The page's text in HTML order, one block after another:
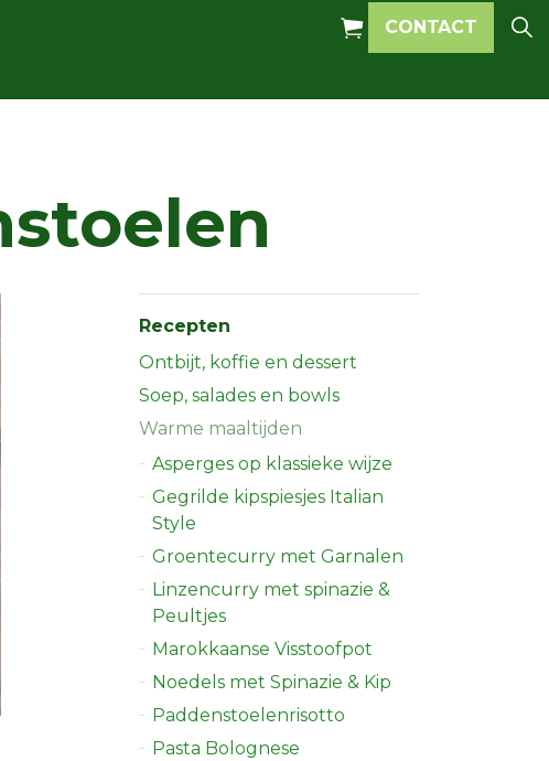
CONTACT
Recepten
Ontbijt, koffie en dessert
Soep, salades en bowls
Warme maaltijden
Asperges op klassieke wijze
Gegrilde kipspiesjes Italian
Style
Groentecurry met Garnalen
Linzencurry met spinazie &
Peultjes
Marokkaanse Visstoofpot
Noedels met Spinazie & Kip
Paddenstoelenrisotto
Pasta Bolognese